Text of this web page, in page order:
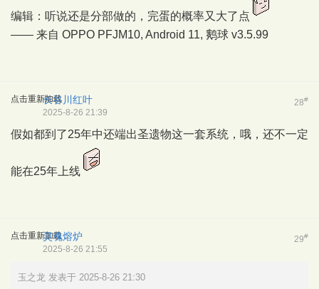
编辑：听说还是分部做的，完蛋的概率又大了点
—— 来自 OPPO PFJM10, Android 11, 鹅球 v3.5.99
点击重新加载 28#
长谷川红叶
2025-8-26 21:39
假如都到了25年中还端出圣遗物这一套系统，哦，还不一定
能在25年上线
点击重新加载 29#
灵魂熔炉
2025-8-26 21:55
玉之龙 发表于 2025-8-26 21:30